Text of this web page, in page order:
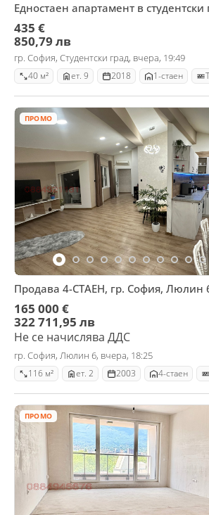
Едностаен апартамент в студентски
435 €
850,79 лв
гр. София, Студентски град, вчера, 19:49
40 м² ет. 9 2018 1-стаен
ПРОМО
Продава 4-СТАЕН, гр. София, Люлин
165 000 €
322 711,95 лв
Не се начислява ДДС
гр. София, Люлин 6, вчера, 18:25
116 м² ет. 2 2003 4-стаен
ПРОМО